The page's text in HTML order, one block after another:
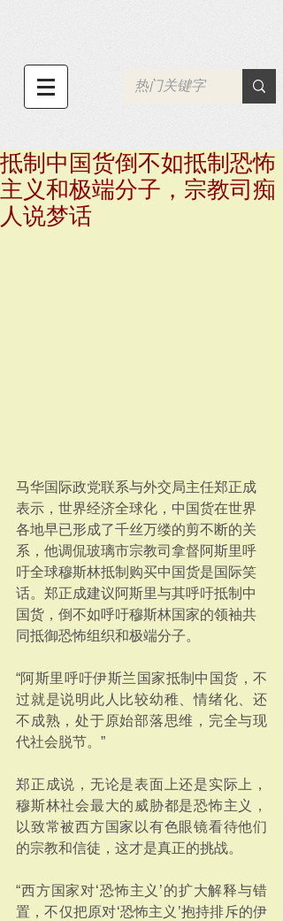
抵制中国货倒不如抵制恐怖
主义和极端分子，宗教司痴
人说梦话
马华国际政党联系与外交局主任郑正成
表示，世界经济全球化，中国货在世界
各地早已形成了千丝万缕的剪不断的关
系，他调侃玻璃市宗教司拿督阿斯里呼
吁全球穆斯林抵制购买中国货是国际笑
话。郑正成建议阿斯里与其呼吁抵制中
国货，倒不如呼吁穆斯林国家的领袖共
同抵御恐怖组织和极端分子。
“阿斯里呼吁伊斯兰国家抵制中国货，不
过就是说明此人比较幼稚、情绪化、还
不成熟，处于原始部落思维，完全与现
代社会脱节。”
郑正成说，无论是表面上还是实际上，
穆斯林社会最大的威胁都是恐怖主义，
以致常被西方国家以有色眼镜看待他们
的宗教和信徒，这才是真正的挑战。
“西方国家对‘恐怖主义’的扩大解释与错
置，不仅把原对‘恐怖主义’抱持排斥的伊